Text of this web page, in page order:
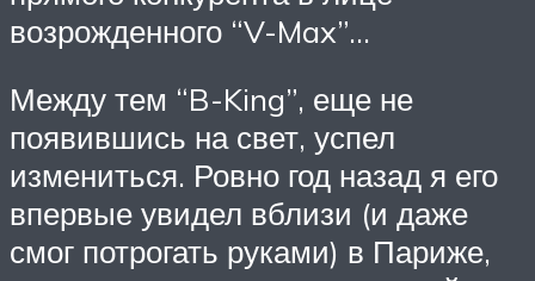
возрожденного “V-Max”…
Между тем “B-King”, еще не
появившись на свет, успел
измениться. Ровно год назад я его
впервые увидел вблизи (и даже
смог потрогать руками) в Париже,